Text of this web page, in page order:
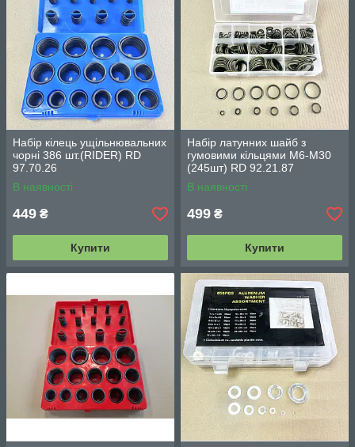
Набір кілець ущільнювальних
чорні 386 шт.(RIDER) RD
97.70.26
В наявності
449 ₴
Купити
Набір латунних шайб з
гумовими кільцями М6-М30
(245шт) RD 92.21.87
В наявності
499 ₴
Купити